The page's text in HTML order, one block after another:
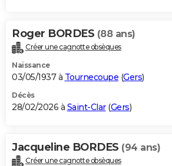
Roger BORDES (88 ans)
Créer une cagnotte obsèques
Naissance
03/05/1937 à Tournecoupe (Gers)
Décès
28/02/2026 à Saint-Clar(Gers)
Jacqueline BORDES (94 ans)
Créer une cagnotte obsèques